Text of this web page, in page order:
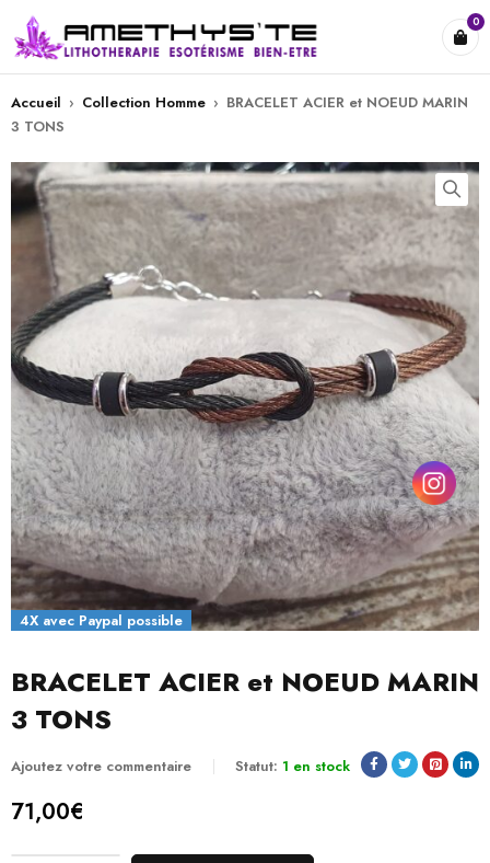
0
Accueil › Collection Homme › BRACELET ACIER et NOEUD MARIN
3 TONS
4X avec Paypal possible
BRACELET ACIER et NOEUD MARIN
3 TONS
Ajoutez votre commentaire Statut: 1 en stock
71,00€